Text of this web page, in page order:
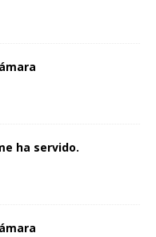
ha servido.